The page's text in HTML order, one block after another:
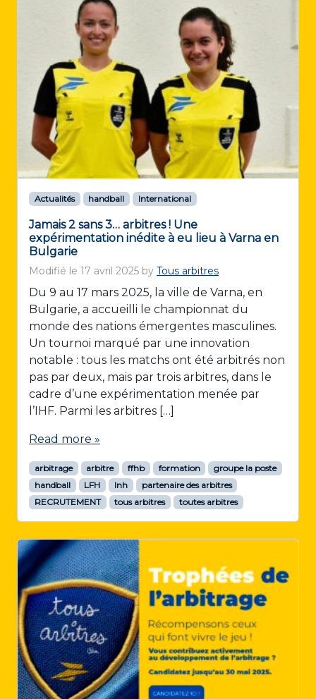
Actualités handball International
Jamais 2 sans 3… arbitres ! Une
expérimentation inédite à eu lieu à Varna en
Bulgarie
Modifié le 17 avril 2025 by Tous arbitres
Du 9 au 17 mars 2025, la ville de Varna, en
Bulgarie, a accueilli le championnat du
monde des nations émergentes masculines.
Un tournoi marqué par une innovation
notable : tous les matchs ont été arbitrés non
pas par deux, mais par trois arbitres, dans le
cadre d’une expérimentation menée par
l’IHF. Parmi les arbitres […]
Read more »
arbitrage arbitre ffhb formation
groupe la poste
handball
LFH lnh
partenaire des arbitres
RECRUTEMENT
tous arbitres toutes arbitres